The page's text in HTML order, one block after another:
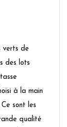
verts de
des lots
à la main
sont les
qualité